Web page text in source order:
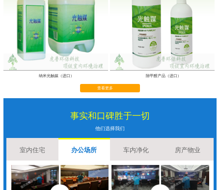
纳米光触媒（进口） 除甲醛产品（进口）
查看更多
事实和口碑胜于一切
他们选择我们
室内住宅 办公场所 车内净化 房产物业